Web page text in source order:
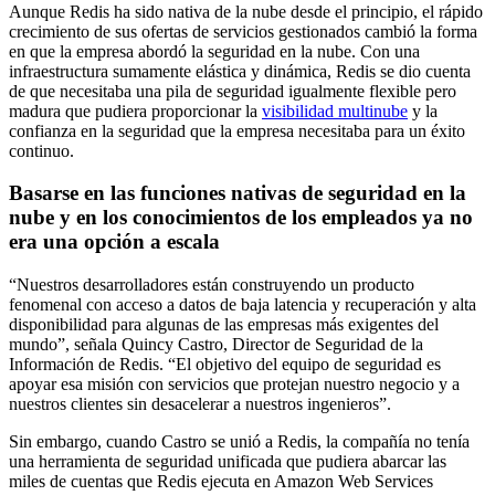
Aunque Redis ha sido nativa de la nube desde el principio, el rápido
crecimiento de sus ofertas de servicios gestionados cambió la forma
en que la empresa abordó la seguridad en la nube. Con una
infraestructura sumamente elástica y dinámica, Redis se dio cuenta
de que necesitaba una pila de seguridad igualmente flexible pero
madura que pudiera proporcionar la visibilidad multinube y la
confianza en la seguridad que la empresa necesitaba para un éxito
continuo.
Basarse en las funciones nativas de seguridad en la
nube y en los conocimientos de los empleados ya no
era una opción a escala
“Nuestros desarrolladores están construyendo un producto
fenomenal con acceso a datos de baja latencia y recuperación y alta
disponibilidad para algunas de las empresas más exigentes del
mundo”, señala Quincy Castro, Director de Seguridad de la
Información de Redis. “El objetivo del equipo de seguridad es
apoyar esa misión con servicios que protejan nuestro negocio y a
nuestros clientes sin desacelerar a nuestros ingenieros”.
Sin embargo, cuando Castro se unió a Redis, la compañía no tenía
una herramienta de seguridad unificada que pudiera abarcar las
miles de cuentas que Redis ejecuta en Amazon Web Services